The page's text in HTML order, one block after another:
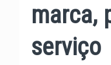
marca,
serviço